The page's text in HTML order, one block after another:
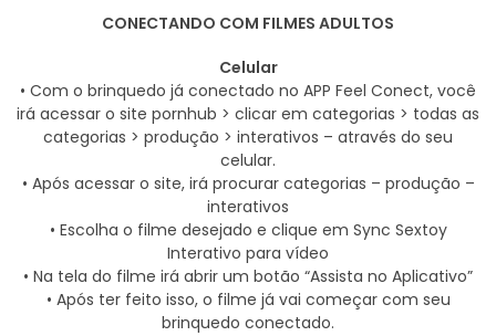
CONECTANDO COM FILMES ADULTOS
Celular
• Com o brinquedo já conectado no APP Feel Conect, você
irá acessar o site pornhub > clicar em categorias > todas as
categorias > produção > interativos – através do seu
celular.
• Após acessar o site, irá procurar categorias – produção –
interativos
• Escolha o filme desejado e clique em Sync Sextoy
Interativo para vídeo
• Na tela do filme irá abrir um botão “Assista no Aplicativo”
• Após ter feito isso, o filme já vai começar com seu
brinquedo conectado.